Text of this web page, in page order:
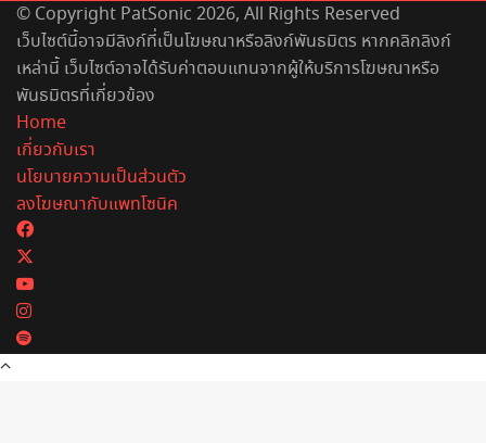
© Copyright PatSonic 2026, All Rights Reserved
เว็บไซต์นี้อาจมีลิงก์ที่เป็นโฆษณาหรือลิงก์พันธมิตร หากคลิกลิงก์
เหล่านี้ เว็บไซต์อาจได้รับค่าตอบแทนจากผู้ให้บริการโฆษณาหรือ
พันธมิตรที่เกี่ยวข้อง
Home
เกี่ยวกับเรา
นโยบายความเป็นส่วนตัว
ลงโฆษณากับแพทโซนิค